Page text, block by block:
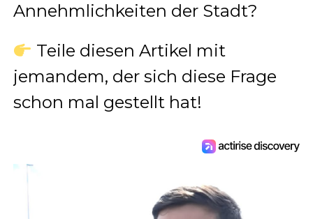
Annehmlichkeiten der Stadt?
Teile diesen Artikel mit
jemandem, der sich diese Frage
schon mal gestellt hat!